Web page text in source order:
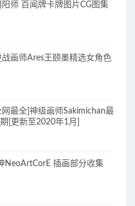
阳师 百闻牌卡牌图片CG图集
战画师Ares王颐墨精选女角色
网最全]神级画师Sakimichan最
[更新至2020年1月]
NeoArtCorE 插画部分收集